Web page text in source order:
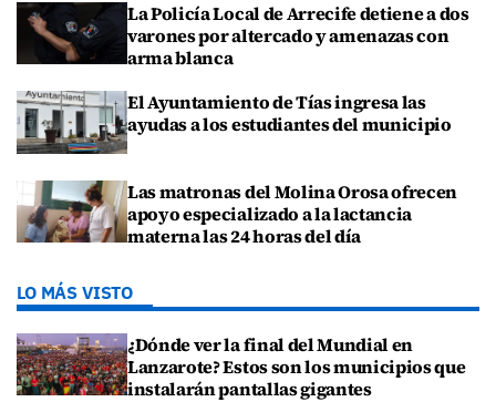
La Policía Local de Arrecife detiene a dos
varones por altercado y amenazas con
arma blanca
El Ayuntamiento de Tías ingresa las
ayudas a los estudiantes del municipio
Las matronas del Molina Orosa ofrecen
apoyo especializado a la lactancia
materna las 24 horas del día
LO MÁS VISTO
¿Dónde ver la final del Mundial en
Lanzarote? Estos son los municipios que
instalarán pantallas gigantes